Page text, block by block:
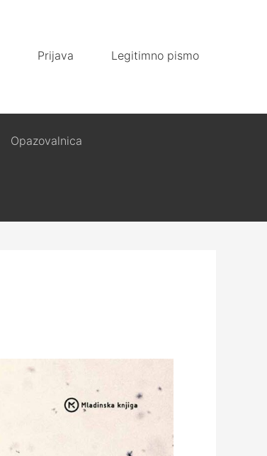
Prijava Legitimno pismo
Opazovalnica